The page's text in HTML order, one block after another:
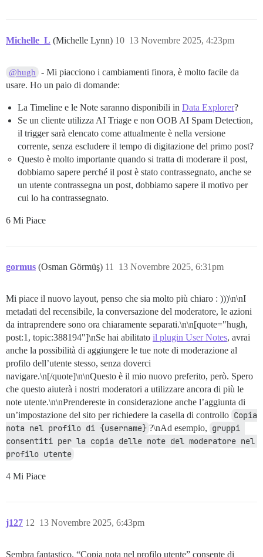
Michelle_L (Michelle Lynn) 13 Novembre 2025, 4:23pm
10
@hugh
- Mi piacciono i cambiamenti finora, è molto facile da
usare. Ho un paio di domande:
La Timeline e le Note saranno disponibili in Data Explorer?
Se un cliente utilizza AI Triage e non OOB AI Spam Detection,
il trigger sarà elencato come attualmente è nella versione
corrente, senza escludere il tempo di digitazione del primo post?
Questo è molto importante quando si tratta di moderare il post,
dobbiamo sapere perché il post è stato contrassegnato, anche se
un utente contrassegna un post, dobbiamo sapere il motivo per
cui lo ha contrassegnato.
6 Mi Piace
gormus (Osman Görmüş) 13 Novembre 2025, 6:31pm
11
Mi piace il nuovo layout, penso che sia molto più chiaro : )))\n\nI
metadati del recensibile, la conversazione del moderatore, le azioni
da intraprendere sono ora chiaramente separati.\n\n[quote="hugh,
post:1, topic:388194"]\nSe hai abilitato il plugin User Notes, avrai
anche la possibilità di aggiungere le tue note di moderazione al
profilo dell’utente stesso, senza doverci
navigare.\n[/quote]\n\nQuesto è il mio nuovo preferito, però. Spero
che questo aiuterà i nostri moderatori a utilizzare ancora di più le
note utente.\n\nPrendereste in considerazione anche l’aggiunta di
un’impostazione del sito per richiedere la casella di controllo Copia
nota nel profilo di {username} ?\nAd esempio, gruppi
consentiti per la copia delle note del moderatore nel
profilo utente
4 Mi Piace
j127 13 Novembre 2025, 6:43pm
12
Sembra fantastico. “Copia nota nel profilo utente” consente di